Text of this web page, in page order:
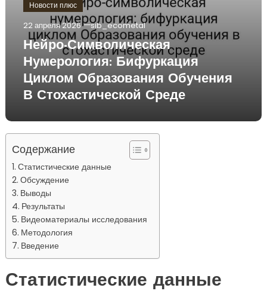
Новости плюс
22 апреля 2026 sib_ecometal
Нейро-Символическая
Нумерология: Бифуркация
Циклом Образования Обучения
В Стохастической Среде
Содержание
Статистические данные
Обсуждение
Выводы
Результаты
Видеоматериалы исследования
Методология
Введение
Статистические данные